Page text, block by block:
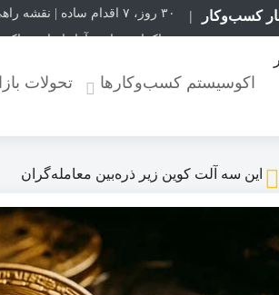
کسب‌وکار
۳۰ روز، ۷ اقدام ساده | نقشه راهی برای رشد یک کسب‌وکار اینترنتی
مذاکرات تجارت آزاد ایران و
مصوبه تسهیلات گمرکی در
افزایش ظرفیت قطارهای
گرمای شدید پروازها را مختل
راهنمای کامل نگهداری از
اکوسیستم کسب‌وکارها تحولات
این سه آلت‌ کوین زیر ذره‌بین معامله‌گران